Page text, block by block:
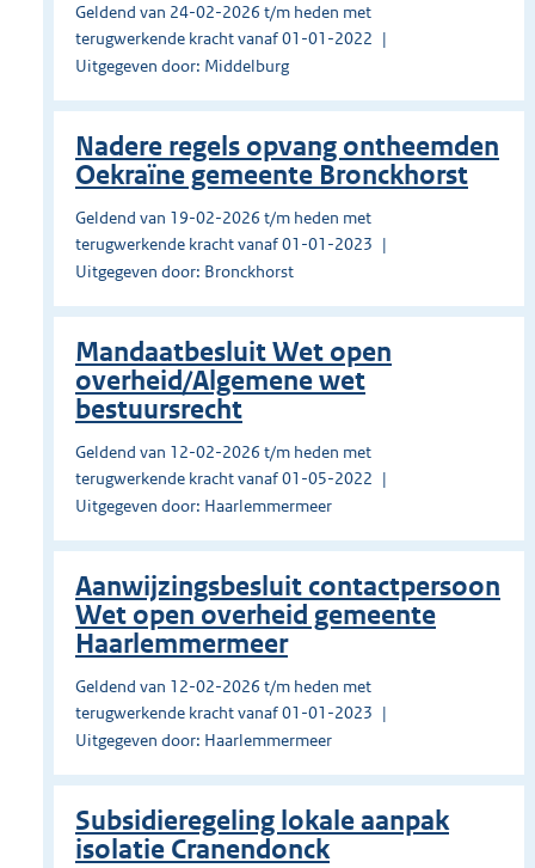
Geldend van 24-02-2026 t/m heden met
terugwerkende kracht vanaf 01-01-2022
Uitgegeven door: Middelburg
Nadere regels opvang ontheemden
Oekraïne gemeente Bronckhorst
Geldend van 19-02-2026 t/m heden met
terugwerkende kracht vanaf 01-01-2023
Uitgegeven door: Bronckhorst
Mandaatbesluit Wet open
overheid/Algemene wet
bestuursrecht
Geldend van 12-02-2026 t/m heden met
terugwerkende kracht vanaf 01-05-2022
Uitgegeven door: Haarlemmermeer
Aanwijzingsbesluit contactpersoon
Wet open overheid gemeente
Haarlemmermeer
Geldend van 12-02-2026 t/m heden met
terugwerkende kracht vanaf 01-01-2023
Uitgegeven door: Haarlemmermeer
Subsidieregeling lokale aanpak
isolatie Cranendonck